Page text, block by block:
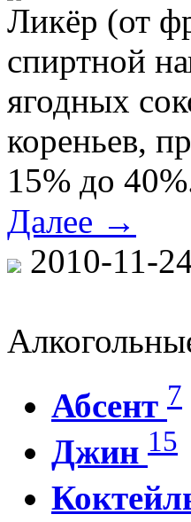
Ликёр (от
спиртной
ягодных
кореньев,
15% до
Далее →
2010-11-
Абсент 7
Джин 15